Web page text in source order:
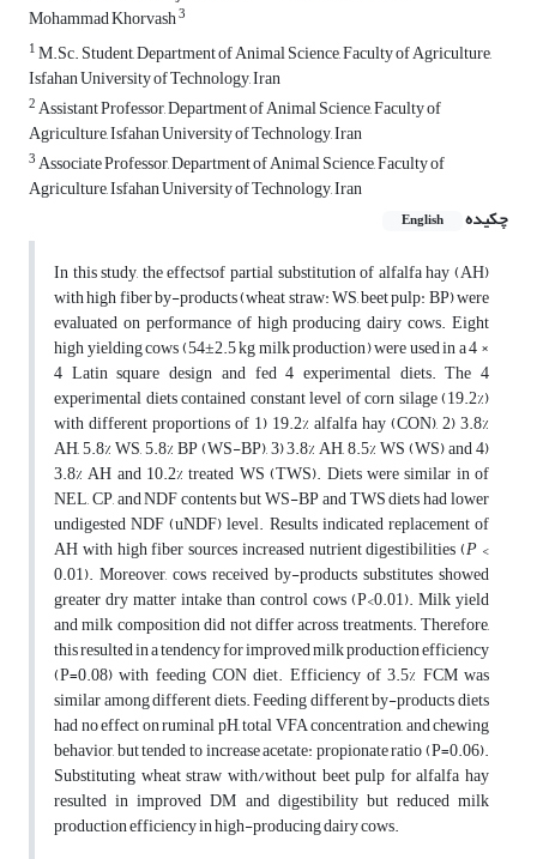
Mohammad Khorvash3
1M.Sc. Student, Department of Animal Science, Faculty of Agriculture,
Isfahan University of Technology, Iran
2Assistant Professor, Department of Animal Science, Faculty of
Agriculture, Isfahan University of Technology, Iran
3Associate Professor, Department of Animal Science, Faculty of
Agriculture, Isfahan University of Technology, Iran
چکیده
English
In this study, the effectsof partial substitution of alfalfa hay (AH)
with high fiber by-products (wheat straw: WS, beet pulp: BP) were
evaluated on performance of high producing dairy cows. Eight
high yielding cows (54±2.5 kg milk production) were used in a 4 ×
4 Latin square design and fed 4 experimental diets. The 4
experimental diets contained constant level of corn silage (19.2%)
with different proportions of 1) 19.2% alfalfa hay (CON), 2) 3.8%
AH, 5.8% WS, 5.8% BP (WS-BP), 3) 3.8% AH, 8.5% WS (WS) and 4)
3.8% AH and 10.2% treated WS (TWS). Diets were similar in of
NEL, CP, and NDF contents but WS-BP and TWS diets had lower
undigested NDF (uNDF) level. Results indicated replacement of
AH with high fiber sources increased nutrient digestibilities (P<
0.01). Moreover, cows received by-products substitutes showed
greater dry matter intake than control cows (P<0.01). Milk yield
and milk composition did not differ across treatments. Therefore,
this resulted in a tendency for improved milk production efficiency
(P=0.08) with feeding CON diet. Efficiency of 3.5% FCM was
similar among different diets. Feeding different by-products diets
had no effect on ruminal pH, total VFA concentration, and chewing
behavior, but tended to increase acetate: propionate ratio (P=0.06).
Substituting wheat straw with/without beet pulp for alfalfa hay
resulted in improved DM and digestibility but reduced milk
production efficiency in high-producing dairy cows.